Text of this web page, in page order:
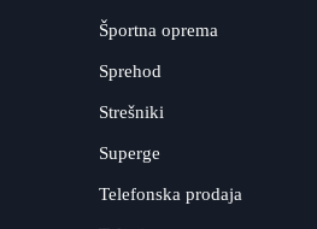
Športna oprema
Sprehod
Strešniki
Superge
Telefonska prodaja